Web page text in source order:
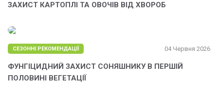
ЗАХИСТ КАРТОПЛІ ТА ОВОЧІВ ВІД ХВОРОБ
СЕЗОННІ РЕКОМЕНДАЦІЇ 04 Червня 2026
ФУНГІЦИДНИЙ ЗАХИСТ СОНЯШНИКУ В ПЕРШІЙ
ПОЛОВИНІ ВЕГЕТАЦІЇ